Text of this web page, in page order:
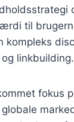
til
kompleks
linkbuilding.
fokus